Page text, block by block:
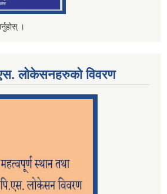
।
लोकेसनहरुको विवरण